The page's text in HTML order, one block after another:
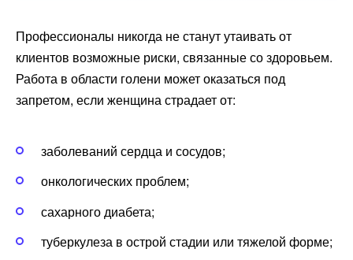
Профессионалы никогда не станут утаивать от
клиентов возможные риски, связанные со здоровьем.
Работа в области голени может оказаться под
запретом, если женщина страдает от:
заболеваний сердца и сосудов;
онкологических проблем;
сахарного диабета;
туберкулеза в острой стадии или тяжелой форме;